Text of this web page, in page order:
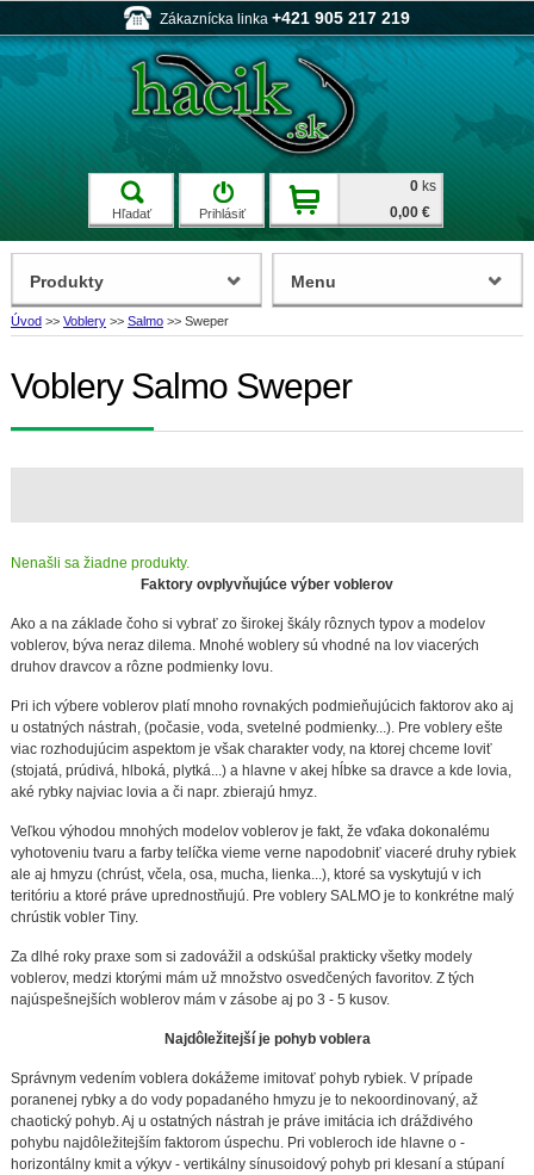
Zákaznícka linka +421 905 217 219
Hľadať Prihlásiť
0 ks
0,00 €
Úvod >> Voblery >> Salmo >> Sweper
Voblery Salmo Sweper
Nenašli sa žiadne produkty.
Faktory ovplyvňujúce výber voblerov
Ako a na základe čoho si vybrať zo širokej škály rôznych typov a modelov
voblerov, býva neraz dilema. Mnohé woblery sú vhodné na lov viacerých
druhov dravcov a rôzne podmienky lovu.
Pri ich výbere voblerov platí mnoho rovnakých podmieňujúcich faktorov ako aj
u ostatných nástrah, (počasie, voda, svetelné podmienky...). Pre voblery ešte
viac rozhodujúcim aspektom je však charakter vody, na ktorej chceme loviť
(stojatá, prúdivá, hlboká, plytká...) a hlavne v akej hĺbke sa dravce a kde lovia,
aké rybky najviac lovia a či napr. zbierajú hmyz.
Veľkou výhodou mnohých modelov voblerov je fakt, že vďaka dokonalému
vyhotoveniu tvaru a farby telíčka vieme verne napodobniť viaceré druhy rybiek
ale aj hmyzu (chrúst, včela, osa, mucha, lienka...), ktoré sa vyskytujú v ich
teritóriu a ktoré práve uprednostňujú. Pre voblery SALMO je to konkrétne malý
chrústik vobler Tiny.
Za dlhé roky praxe som si zadovážil a odskúšal prakticky všetky modely
voblerov, medzi ktorými mám už množstvo osvedčených favoritov. Z tých
najúspešnejších woblerov mám v zásobe aj po 3 - 5 kusov.
Najdôležitejší je pohyb voblera
Správnym vedením voblera dokážeme imitovať pohyb rybiek. V prípade
poranenej rybky a do vody popadaného hmyzu je to nekoordinovaný, až
chaotický pohyb. Aj u ostatných nástrah je práve imitácia ich dráždivého
pohybu najdôležitejším faktorom úspechu. Pri vobleroch ide hlavne o -
horizontálny kmit a výkyv - vertikálny sínusoidový pohyb pri klesaní a stúpaní
Produkty Menu